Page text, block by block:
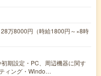
万8000円（時給1800円～×8時
期設定・PC、周辺機器に関す
ィング・Windo…